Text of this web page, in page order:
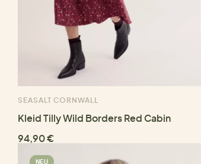
SEASALT CORNWALL
Kleid Tilly Wild Borders Red Cabin
94,90 €
NEU